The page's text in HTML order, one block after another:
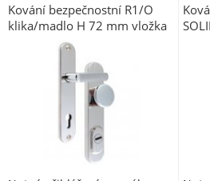
Kování bezpečnostní R1/O
klika/madlo H 72 mm vložka
chrom nerez 0100 s